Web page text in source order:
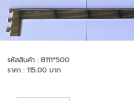
รหัสสินค้า : B111*500
ราคา : 115.00 บาท